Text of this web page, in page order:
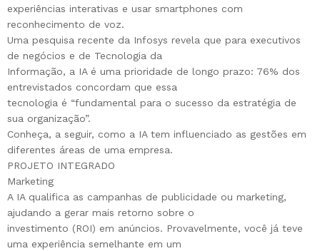
experiências interativas e usar smartphones com
reconhecimento de voz.
Uma pesquisa recente da Infosys revela que para executivos
de negócios e de Tecnologia da
Informação, a IA é uma prioridade de longo prazo: 76% dos
entrevistados concordam que essa
tecnologia é “fundamental para o sucesso da estratégia de
sua organização”.
Conheça, a seguir, como a IA tem influenciado as gestões em
diferentes áreas de uma empresa.
PROJETO INTEGRADO
Marketing
A IA qualifica as campanhas de publicidade ou marketing,
ajudando a gerar mais retorno sobre o
investimento (ROI) em anúncios. Provavelmente, você já teve
uma experiência semelhante em um